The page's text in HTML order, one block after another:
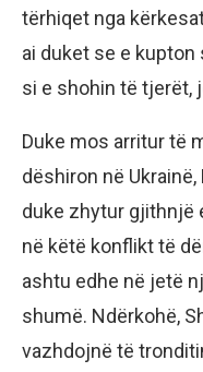
tërhiqet nga
ai duket se e
si e shohin të tjerët,
Duke mos arritur të
dëshiron në
duke zhytur gjithnjë
në këtë konflikt të
ashtu edhe në jetë
shumë. Ndërkohë,
vazhdojnë të